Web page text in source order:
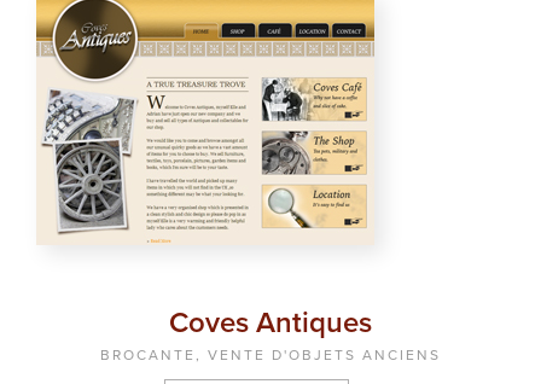
Coves Antiques
BROCANTE, VENTE D'OBJETS ANCIENS